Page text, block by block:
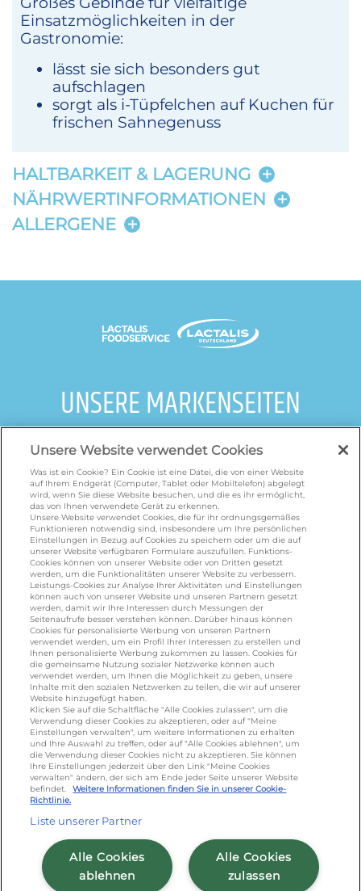
Einsatzmöglichkeiten in der
Gastronomie:
lässt sie sich besonders gut
aufschlagen
sorgt als i-Tüpfelchen auf Kuchen für
frischen Sahnegenuss
HALTBARKEIT & LAGERUNG
NÄHRWERTINFORMATIONEN
ALLERGENE
UNSERE MARKENSEITEN
galbani.de/leerdammer.de/president.de
/
salakis.de/frankenland.com
omiramilch.de/minusl.de
KONTAKT
foodservice.info@de.lactalis.com
Lactalis Deutschland GmbH - Tel: +49 (0)751
887 366 /lactalis.de
Omira Bodenseemilch GmbH - Tel: +49
(0)751 887 366 /omira.de
Cookie Richtlinie/Sitemap/Datenschutz
Unsere Website verwendet Cookies
Was ist ein Cookie? Ein Cookie ist eine Datei, die von einer Website
auf Ihrem Endgerät (Computer, Tablet oder Mobiltelefon) abgelegt
wird, wenn Sie diese Website besuchen, und die es ihr ermöglicht,
das von Ihnen verwendete Gerät zu erkennen.
Unsere Website verwendet Cookies, die für ihr ordnungsgemäßes
Funktionieren notwendig sind, insbesondere um Ihre persönlichen
Einstellungen in Bezug auf Cookies zu speichern oder um die auf
unserer Website verfügbaren Formulare auszufüllen. Funktions-
Cookies können von unserer Website oder von Dritten gesetzt
werden, um die Funktionalitäten unserer Website zu verbessern.
Leistungs-Cookies zur Analyse Ihrer Aktivitäten und Einstellungen
können auch von unserer Website und unseren Partnern gesetzt
werden, damit wir Ihre Interessen durch Messungen der
Seitenaufrufe besser verstehen können. Darüber hinaus können
Cookies für personalisierte Werbung von unseren Partnern
verwendet werden, um ein Profil Ihrer Interessen zu erstellen und
Ihnen personalisierte Werbung zukommen zu lassen. Cookies für
die gemeinsame Nutzung sozialer Netzwerke können auch
verwendet werden, um Ihnen die Möglichkeit zu geben, unsere
Inhalte mit den sozialen Netzwerken zu teilen, die wir auf unserer
Website hinzugefügt haben.
Klicken Sie auf die Schaltfläche "Alle Cookies zulassen", um die
Verwendung dieser Cookies zu akzeptieren, oder auf "Meine
Einstellungen verwalten", um weitere Informationen zu erhalten
und Ihre Auswahl zu treffen, oder auf "Alle Cookies ablehnen", um
die Verwendung dieser Cookies nicht zu akzeptieren. Sie können
Ihre Einstellungen jederzeit über den Link "Meine Cookies
verwalten" ändern, der sich am Ende jeder Seite unserer Website
befindet.
Weitere Informationen finden Sie in unserer Cookie-
Richtlinie.
Liste unserer Partner
Alle Cookies
zulassen
Alle Cookies
ablehnen